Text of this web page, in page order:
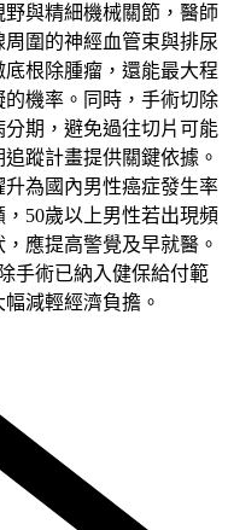
與精細機械關節，醫師
圍的神經血管束與排尿
根除腫瘤，還能最大程
機率。同時，手術切除
期，避免過往切片可能
蹤計畫提供關鍵依據。
為國內男性癌症發生率
50歲以上男性若出現頻
應提高警覺及早就醫。
手術已納入健保給付範
減輕經濟負擔。